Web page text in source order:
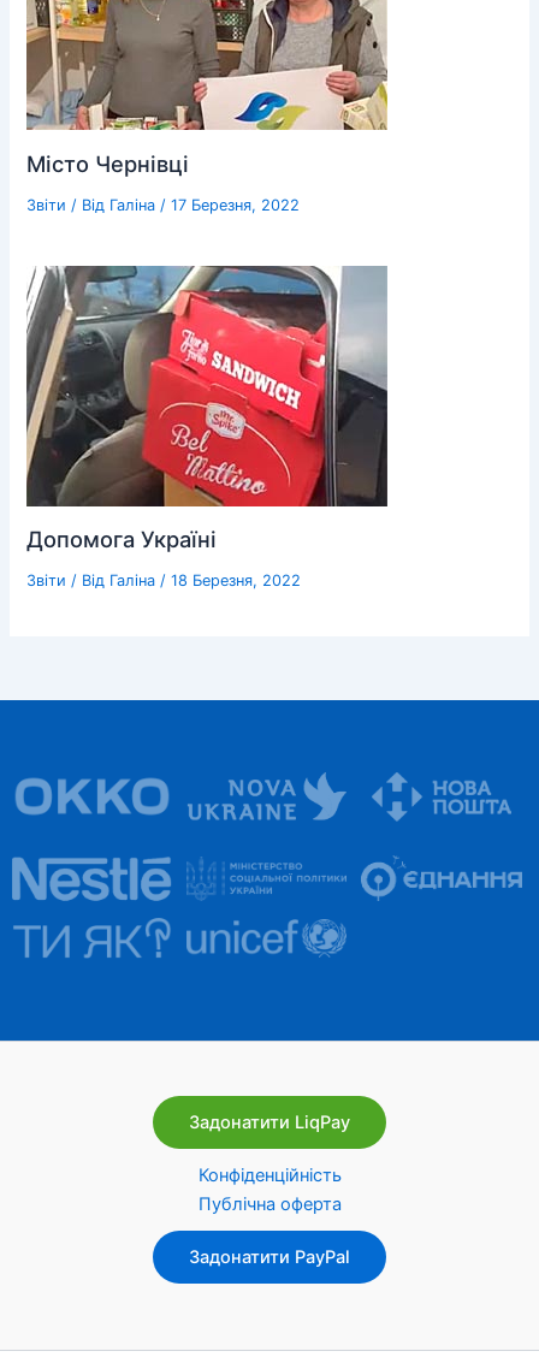
Місто Чернівці
Звіти / Від Галіна /17 Березня, 2022
Допомога Україні
Звіти / Від Галіна/18 Березня, 2022
Задонатити LiqPay
Конфіденційність
Публічна оферта
Задонатити PayPal